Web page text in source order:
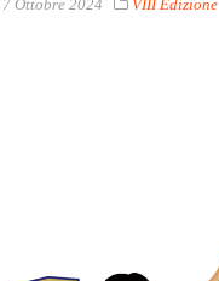
7 Ottobre 2024 VIII Edizione